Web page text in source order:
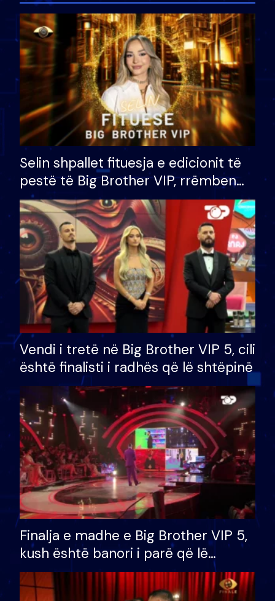
Selin shpallet fituesja e edicionit të
pestë të Big Brother VIP, rrëmben
çmimin e madh prej 100 mijë eurosh
Vendi i tretë në Big Brother VIP 5, cili
është finalisti i radhës që lë shtëpinë
Finalja e madhe e Big Brother VIP 5,
kush është banori i parë që lë
shtëpinë dhe humb mundësinë për
të fituar çmimin e madh